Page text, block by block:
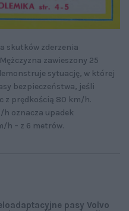
skutków zderzenia
zawieszony 25
sytuację, w której
bezpieczeństwa, jeśli
z prędkością 80 km/h.
h oznacza upadek
h – z 6 metrów.
pasy Volvo